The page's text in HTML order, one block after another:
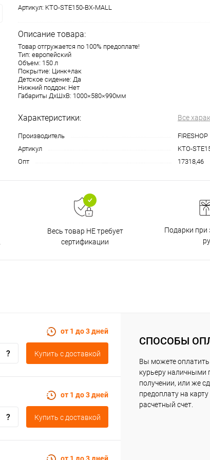
Артикул: KTO-STE150-BX-MALL
Описание товара:
Товар отгружается по 100% предоплате!
Тип: европейский
Объем: 150 л
Покрытие: Цинк+лак
Детское сидение: Да
Нижний поддон: Нет
Габариты ДхШхВ: 1000×580×990мм
Характеристики: Все
Производитель
FIRESHOP
Артикул
KTO-
Опт
17318,46
Весь товар НЕ требует
сертификации
Подарки при
от 1 до 3 дней
Купить c доставкой
от 1 до 3 дней
Купить c доставкой
СПОСОБЫ
Вы можете оплатить
курьеру наличными
получении, или же
предоплату на
расчетный счет.